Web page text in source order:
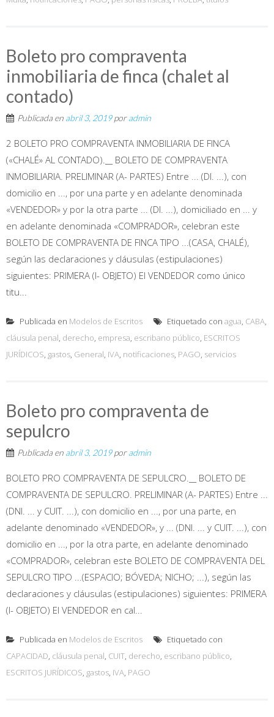
Boleto pro compraventa
inmobiliaria de finca (chalet al
contado)
Publicada en abril 3, 2019poradmin
2 BOLETO PRO COMPRAVENTA INMOBILIARIA DE FINCA
(«CHALÉ» AL CONTADO).__ BOLETO DE COMPRAVENTA
INMOBILIARIA. PRELIMINAR (A- PARTES) Entre ... (DI. ...), con
domicilio en ..., por una parte y en adelante denominada
«VENDEDOR» y por la otra parte ... (DI. ...), domiciliado en ... y
en adelante denominada «COMPRADOR», celebran este
BOLETO DE COMPRAVENTA DE FINCA TIPO ...(CASA, CHALÉ),
según las declaraciones y cláusulas (estipulaciones)
siguientes: PRIMERA (I- OBJETO) El VENDEDOR como único
titu...
Publicada en Modelos de Escritos Etiquetado con agua, CABA,
cláusula penal, derecho, empresa, escribano público, ESCRITOS
JURÍDICOS, gastos, General, IVA, notificaciones, PAGO, servicios
Boleto pro compraventa de
sepulcro
Publicada en abril 3, 2019poradmin
BOLETO PRO COMPRAVENTA DE SEPULCRO.__ BOLETO DE
COMPRAVENTA DE SEPULCRO. PRELIMINAR (A- PARTES) Entre ...
(DNI. ... y CUIT. ...), con domicilio en ..., por una parte, en
adelante denominado «VENDEDOR», y ... (DNI. ... y CUIT. ...), con
domicilio en ..., por la otra parte, en adelante denominado
«COMPRADOR», celebran este BOLETO DE COMPRAVENTA DEL
SEPULCRO TIPO ...(ESPACIO; BÓVEDA; NICHO; ...), según las
declaraciones y cláusulas (estipulaciones) siguientes: PRIMERA
(I- OBJETO) El VENDEDOR en cal...
Publicada en Modelos de Escritos
Etiquetado con
CAPACIDAD, cláusula penal, CUIT, derecho, escribano público,
ESCRITOS JURÍDICOS, gastos, IVA, PAGO